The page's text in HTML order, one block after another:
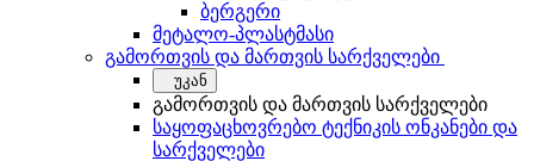
ბერგერი
მეტალო-პლასტმასი
გამორთვის და მართვის სარქველები
უკან
გამორთვის და მართვის სარქველები
საყოფაცხოვრებო ტექნიკის ონკანები და
სარქველები